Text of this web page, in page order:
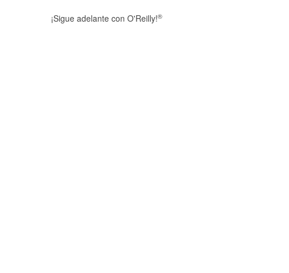
¡Sigue adelante con O'Reilly!®